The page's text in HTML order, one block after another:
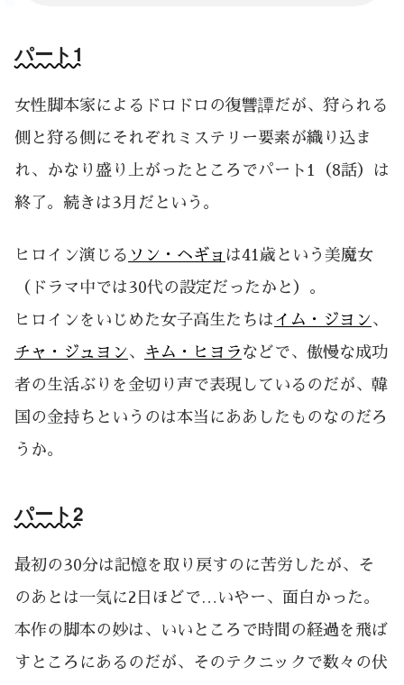
パート1
女性脚本家によるドロドロの復讐譚だが、狩られる
側と狩る側にそれぞれミステリー要素が織り込ま
れ、かなり盛り上がったところでパート1（8話）は
終了。続きは3月だという。
ヒロイン演じる ソン・ヘギョ は41歳という美魔女
（ドラマ中では30代の設定だったかと）。
ヒロインをいじめた女子高生たちは イム・ジヨン 、
チャ・ジュヨン 、 キム・ヒヨラ などで、傲慢な成功
者の生活ぶりを金切り声で表現しているのだが、韓
国の金持ちというのは本当にああしたものなのだろ
うか。
パート2
最初の30分は記憶を取り戻すのに苦労したが、そ
のあとは一気に2日ほどで…いやー、面白かった。
本作の脚本の妙は、いいところで時間の経過を飛ば
すところにあるのだが、そのテクニックで数々の伏